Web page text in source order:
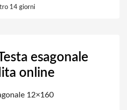
14 giorni
esagonale
online
12×160